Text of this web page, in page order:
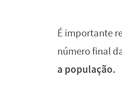
É importante
número final
a população.